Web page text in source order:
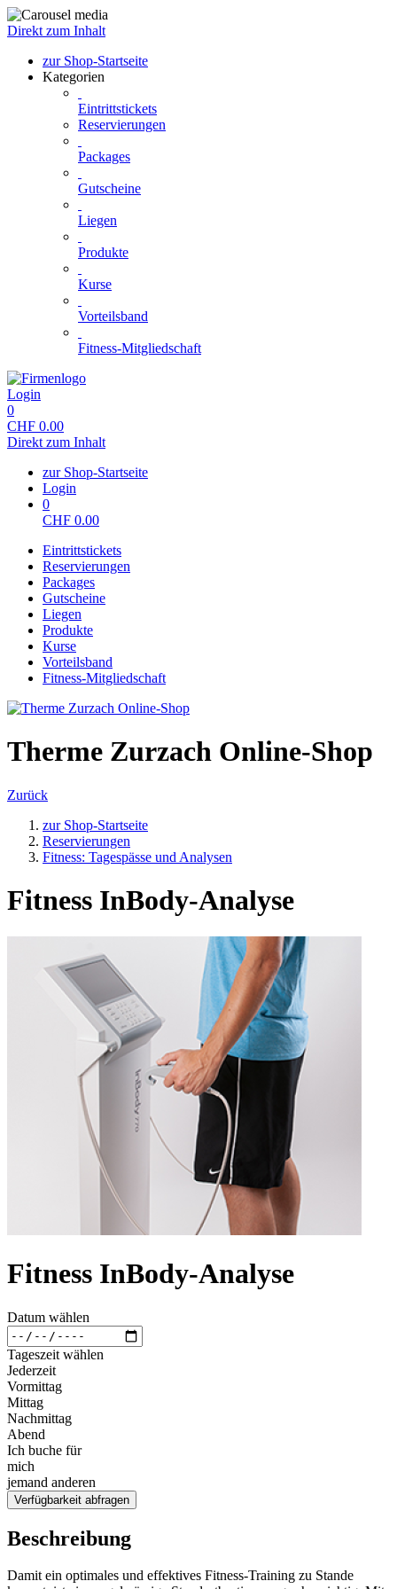
Direkt zum Inhalt
zur Shop-Startseite
Kategorien
Eintrittstickets
Reservierungen
Packages
Gutscheine
Liegen
Produkte
Kurse
Vorteilsband
Fitness-Mitgliedschaft
Login
0
CHF 0.00
Direkt zum Inhalt
zur Shop-Startseite
Login
0
CHF 0.00
Eintrittstickets
Reservierungen
Packages
Gutscheine
Liegen
Produkte
Kurse
Vorteilsband
Fitness-Mitgliedschaft
Therme Zurzach Online-Shop
Zurück
zur Shop-Startseite
Reservierungen
Fitness: Tagespässe und Analysen
Fitness InBody-Analyse
Fitness InBody-Analyse
Datum wählen
Tageszeit wählen
Jederzeit
Vormittag
Mittag
Nachmittag
Abend
Ich buche für
mich
jemand anderen
Verfügbarkeit abfragen
Beschreibung
Damit ein optimales und effektives Fitness-Training zu Stande